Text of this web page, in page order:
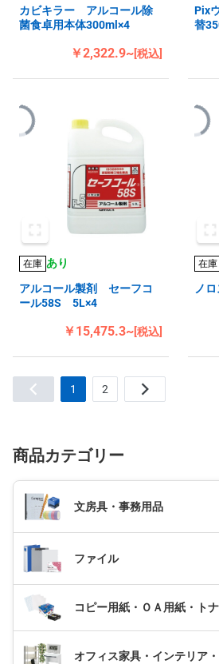
カビキラー アルコール除
菌食卓用本体300ml×4
￥2,322.9~[税込]
Pix
替
在庫 あり
アルコール製剤 セーフコ
ール58S 5L×4
￥15,475.3~[税込]
在庫
ノ
1 2
商品カテゴリー
文房具・事務用品
ファイル
コピー用紙・ＯＡ用紙・ト
オフィス家具・インテリア